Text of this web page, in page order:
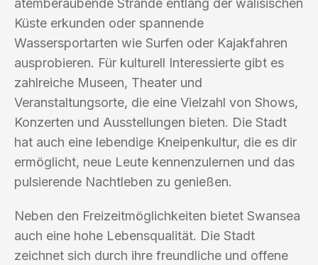
atemberaubende Strände entlang der walisischen
Küste erkunden oder spannende
Wassersportarten wie Surfen oder Kajakfahren
ausprobieren. Für kulturell Interessierte gibt es
zahlreiche Museen, Theater und
Veranstaltungsorte, die eine Vielzahl von Shows,
Konzerten und Ausstellungen bieten. Die Stadt
hat auch eine lebendige Kneipenkultur, die es dir
ermöglicht, neue Leute kennenzulernen und das
pulsierende Nachtleben zu genießen.
Neben den Freizeitmöglichkeiten bietet Swansea
auch eine hohe Lebensqualität. Die Stadt
zeichnet sich durch ihre freundliche und offene